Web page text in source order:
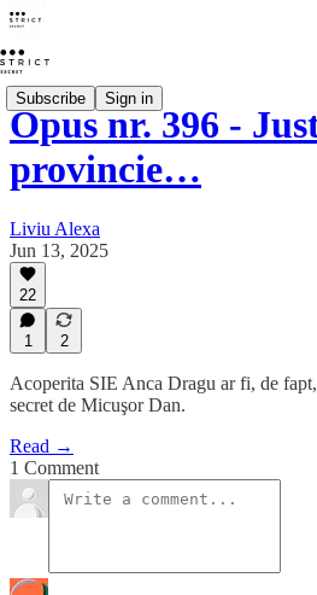
Subscribe Sign in
Opus nr. 396 -
provincie…
Liviu Alexa
Jun 13, 2025
22
1 2
Acoperita SIE Anca Dragu ar fi, de
secret de Micuşor Dan.
Read →
1 Comment